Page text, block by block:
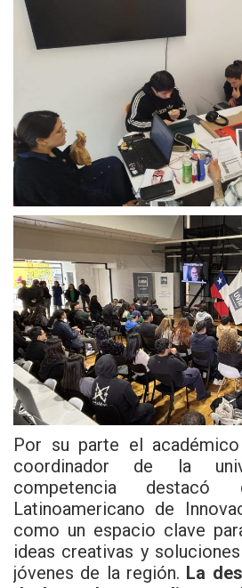
Por su parte el
coordinador de la
competencia
Latinoamericano de
como un espacio clave
ideas creativas y
jóvenes de la región. La